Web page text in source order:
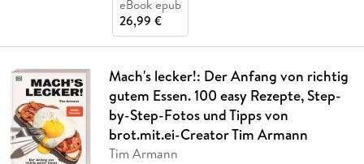
eBook epub
26,99 €
Mach's lecker!: Der Anfang von richtig
gutem Essen. 100 easy Rezepte, Step-
by-Step-Fotos und Tipps von
brot.mit.ei-Creator Tim Armann
Tim Armann